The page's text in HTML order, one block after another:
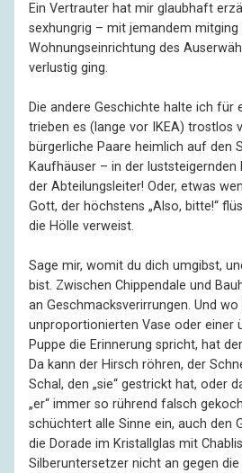
Ein Vertrauter hat mir glaubhaft
sexhungrig – mit jemandem
Wohnungseinrichtung des
verlustig ging.
Die andere Geschichte halte ich für
trieben es (lange vor IKEA) trostlos
bürgerliche Paare heimlich auf den
Kaufhäuser – in der
der Abteilungsleiter! Oder, etwas
Gott, der höchstens „Also, bitte!“
die Hölle verweist.
Sage mir, womit du dich umgibst,
bist. Zwischen Chippendale und
an Geschmacksverirrungen. Und wo
unproportionierten Vase oder einer
Puppe die Erinnerung spricht, hat
Da kann der Hirsch röhren, der
Schal, den „sie“ gestrickt hat, oder
„er“ immer so rührend falsch
schüchtert alle Sinne ein, auch den
die Dorade im Kristallglas mit
Silberuntersetzer nicht an gegen